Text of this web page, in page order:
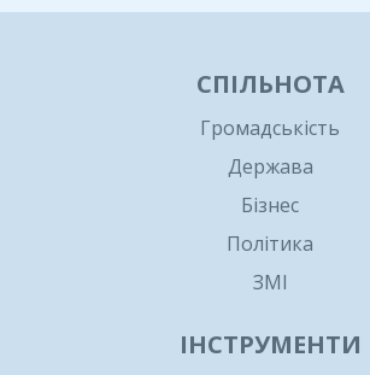
СПІЛЬНОТА
Громадськість
Держава
Бізнес
Політика
ЗМІ
ІНСТРУМЕНТИ